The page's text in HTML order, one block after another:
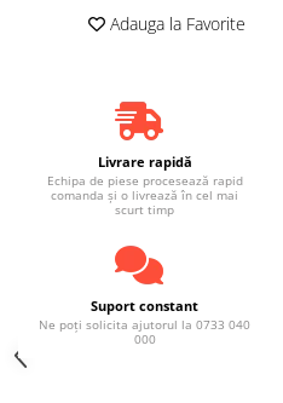
Adauga la Favorite
Livrare rapidă
Echipa de piese procesează rapid
comanda și o livrează în cel mai
scurt timp
Suport constant
Ne poți solicita ajutorul la 0733 040
000